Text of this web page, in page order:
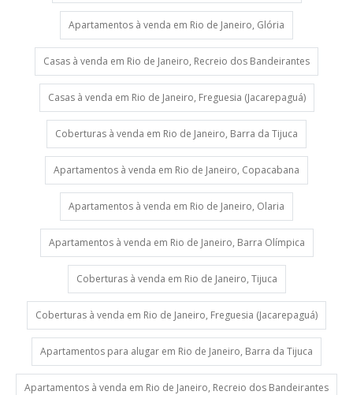
Apartamentos à venda em Rio de Janeiro, Glória
Casas à venda em Rio de Janeiro, Recreio dos Bandeirantes
Casas à venda em Rio de Janeiro, Freguesia (Jacarepaguá)
Coberturas à venda em Rio de Janeiro, Barra da Tijuca
Apartamentos à venda em Rio de Janeiro, Copacabana
Apartamentos à venda em Rio de Janeiro, Olaria
Apartamentos à venda em Rio de Janeiro, Barra Olímpica
Coberturas à venda em Rio de Janeiro, Tijuca
Coberturas à venda em Rio de Janeiro, Freguesia (Jacarepaguá)
Apartamentos para alugar em Rio de Janeiro, Barra da Tijuca
Apartamentos à venda em Rio de Janeiro, Recreio dos Bandeirantes